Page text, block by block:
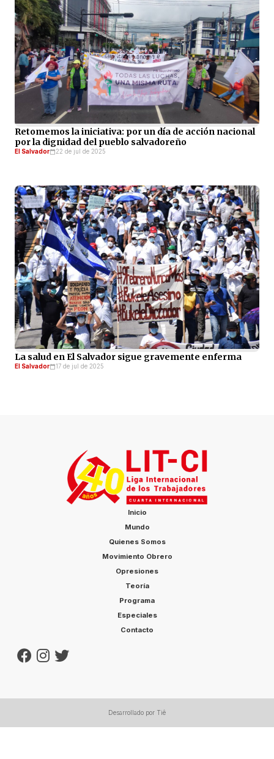
Retomemos la iniciativa: por un día de acción nacional
por la dignidad del pueblo salvadoreño
El Salvador 22 de jul de 2025
La salud en El Salvador sigue gravemente enferma
El Salvador 17 de jul de 2025
Inicio
Mundo
Quienes Somos
Movimiento Obrero
Opresiones
Teoría
Programa
Especiales
Contacto
Desarrollado por Tiê